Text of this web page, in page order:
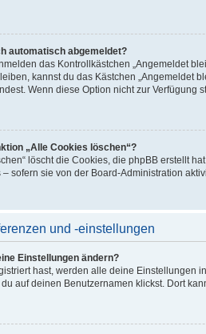
automatisch abgemeldet?
das Kontrollkästchen „Angemeldet
kannst du das Kästchen „Angemeldet
Wenn diese Option nicht zur Verfügung
„Alle Cookies löschen“?
löscht die Cookies, die phpBB erstellt
– sofern sie von der Board-Administration
und -einstellungen
Einstellungen ändern?
hast, werden alle deine Einstellungen
auf deinen Benutzernamen klickst. Dort